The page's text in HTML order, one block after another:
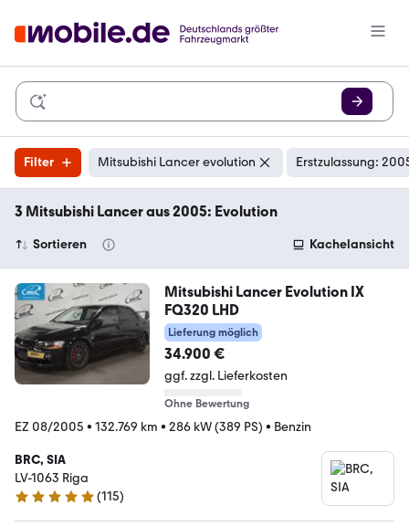
Filter Mitsubishi Lancer evolution Erstzulassung:
3 Mitsubishi Lancer aus 2005: Evolution
Sortieren Kachelansicht
Mitsubishi Lancer Evolution IX
FQ320 LHD
Lieferung möglich
34.900 €
ggf. zzgl. Lieferkosten
Ohne Bewertung
EZ 08/2005 • 132.769 km • 286 kW (389 PS) • Benzin
BRC, SIA
LV-1063 Riga
5 Sterne
(115)